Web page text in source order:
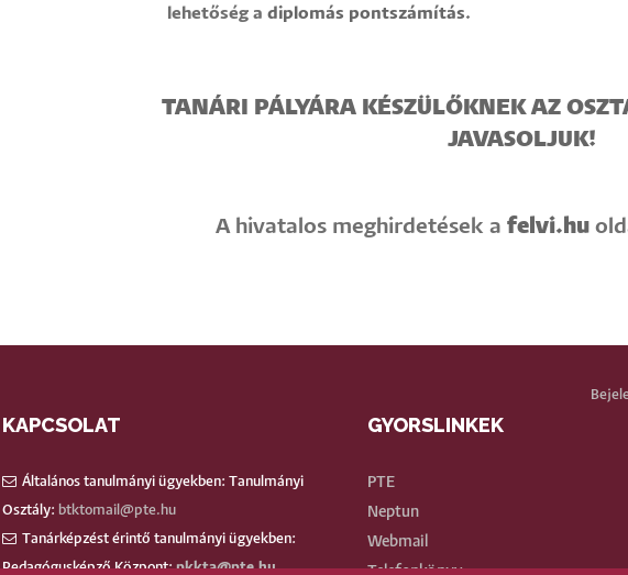
lehetőség a diplomás pontszámítás.
TANÁRI PÁLYÁRA KÉSZÜLŐKNEK AZ
JAVASOLJUK!
A hivatalos meghirdetések afelvi.hu
KAPCSOLAT
Általános tanulmányi ügyekben: Tanulmányi
Osztály: btktomail@pte.hu
Tanárképzést érintő tanulmányi ügyekben:
Pedagógusképző Központ:pkkta@pte.hu
GYORSLINKEK
PTE
Neptun
Webmail
Telefonkönyv